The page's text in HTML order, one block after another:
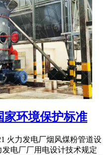
家环境保护标准
火力发电厂烟风煤粉管道设
电厂厂用电设计技术规定